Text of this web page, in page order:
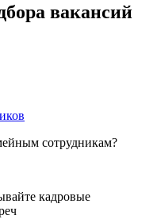
вакансий
сотрудникам?
кадровые